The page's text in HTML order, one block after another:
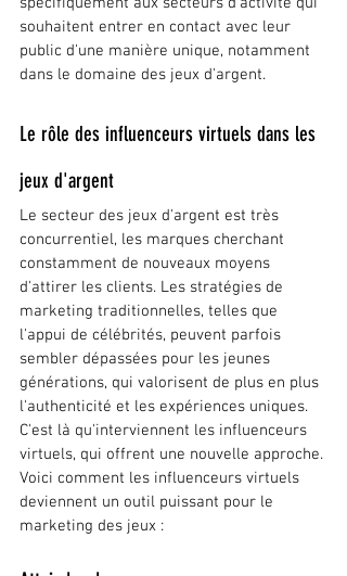
souhaitent entrer en contact avec leur
public d'une manière unique, notamment
dans le domaine des jeux d'argent.
Le rôle des influenceurs virtuels dans les
jeux d'argent
Le secteur des jeux d'argent est très
concurrentiel, les marques cherchant
constamment de nouveaux moyens
d'attirer les clients. Les stratégies de
marketing traditionnelles, telles que
l'appui de célébrités, peuvent parfois
sembler dépassées pour les jeunes
générations, qui valorisent de plus en plus
l'authenticité et les expériences uniques.
C'est là qu'interviennent les influenceurs
virtuels, qui offrent une nouvelle approche.
Voici comment les influenceurs virtuels
deviennent un outil puissant pour le
marketing des jeux :